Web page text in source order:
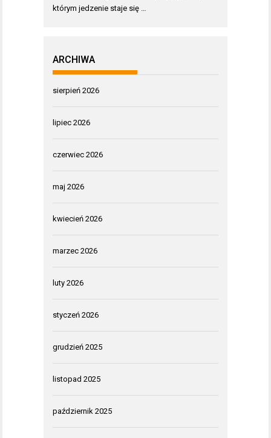
którym jedzenie staje się …
ARCHIWA
sierpień 2026
lipiec 2026
czerwiec 2026
maj 2026
kwiecień 2026
marzec 2026
luty 2026
styczeń 2026
grudzień 2025
listopad 2025
październik 2025